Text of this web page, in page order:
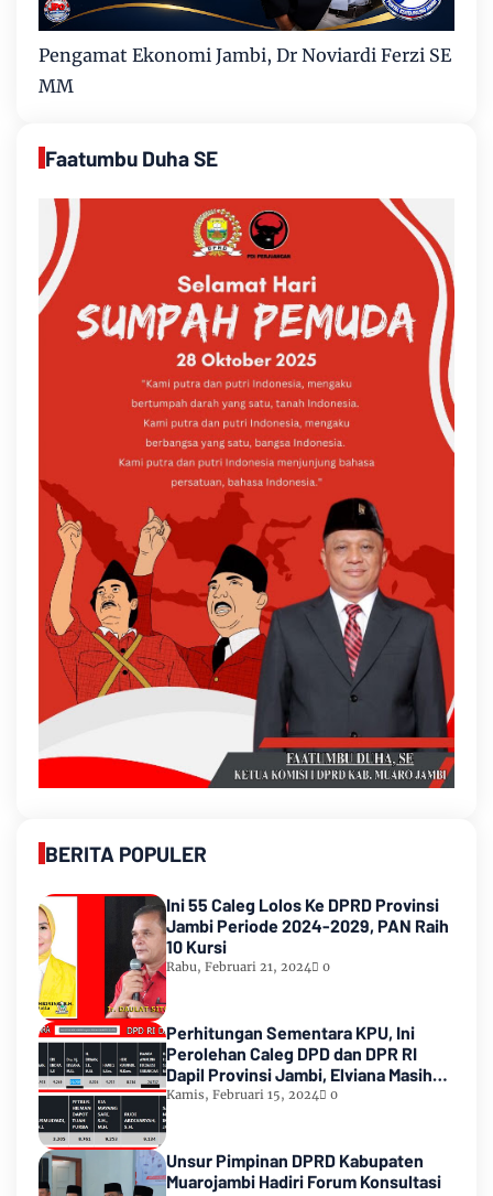
Pengamat Ekonomi Jambi, Dr Noviardi Ferzi SE
MM
Faatumbu Duha SE
BERITA POPULER
Ini 55 Caleg Lolos Ke DPRD Provinsi
Jambi Periode 2024-2029, PAN Raih
10 Kursi
Rabu, Februari 21, 2024 0
Perhitungan Sementara KPU, Ini
Perolehan Caleg DPD dan DPR RI
Dapil Provinsi Jambi, Elviana Masih
Urutan Kedua Teratas
Kamis, Februari 15, 2024 0
Unsur Pimpinan DPRD Kabupaten
Muarojambi Hadiri Forum Konsultasi